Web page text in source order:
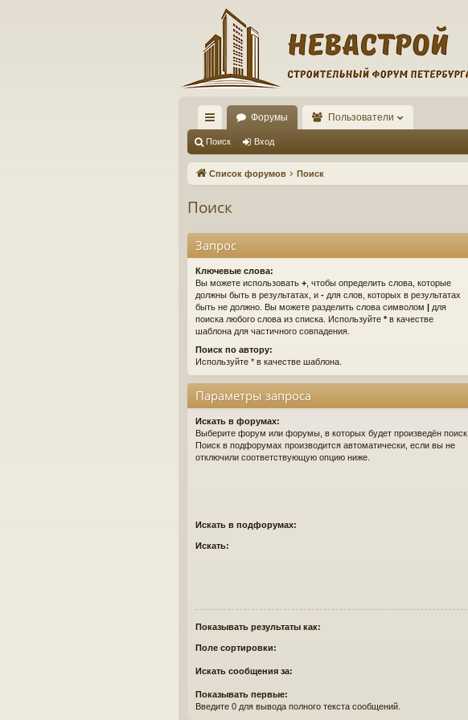
с
ы
и
Форумы Пользователи
Поиск Вход
Список форумов Поиск
Поиск
Запрос
Ключевые слова:
Вы можете использовать + , чтобы определить слова, которые
должны быть в результатах, и - для слов, которых в результатах
быть не должно. Вы можете разделить слова символом | для
поиска любого слова из списка. Используйте *в качестве
шаблона для частичного совпадения.
Поиск по автору:
Используйте * в качестве шаблона.
Параметры запроса
Искать в форумах:
Выберите форум или форумы, в которых будет произведён поиск.
Поиск в подфорумах производится автоматически, если вы не
отключили соответствующую опцию ниже.
Искать в подфорумах:
Искать:
Показывать результаты как:
Поле сортировки:
Искать сообщения за:
Показывать первые:
Введите 0 для вывода полного текста сообщений.